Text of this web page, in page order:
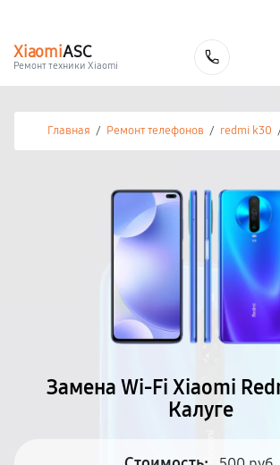
XiaomiASC
Ремонт техники Xiaomi
Главная / Ремонт телефонов / redmi k30
Замена Wi-Fi Xiaomi
Калуге